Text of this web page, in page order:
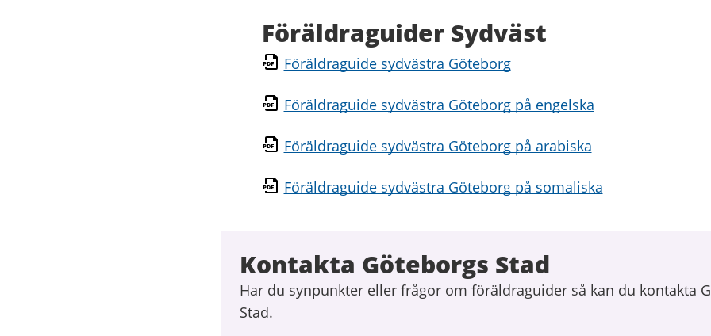
Föräldraguider Sydväst
Föräldraguide sydvästra Göteborg
Föräldraguide sydvästra Göteborg på engelska
Föräldraguide sydvästra Göteborg på arabiska
Föräldraguide sydvästra Göteborg på somaliska
Kontakta Göteborgs Stad
Har du synpunkter eller frågor om föräldraguider så kan du kontakta
Stad.